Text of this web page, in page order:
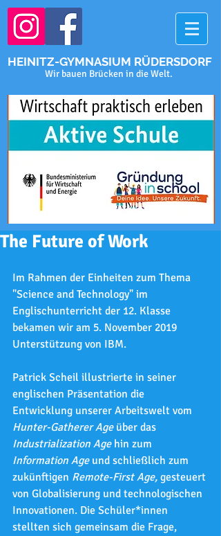
HEINITZ-GYMNASIUM RÜDERSDORF
Wir bauen Brücken in die Welt.
The Future of Work
Im Rahmen der Einheiten zum Thema
"Science and Technology" im
Englischunterricht der 12. Klasse
bekamen wir am 5. November 2019
Unterstützung von IBM.
Patrick Scheil illustrierte in seiner
englischen Präsentation die
Entwicklung unserer Arbeitswelt vom
Hunter-Gatherer Age über das
Industrialization Age hin zum
Information Age und schließlich zum
zukünftigen Remote-First Age, gesteuert
von Globalisierung und technologischen
Innovationen. Die Schüler*innen
stellten sich gemeinsam die Frage,